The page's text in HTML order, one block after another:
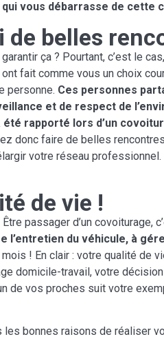
vous débarrasse de cette
de belles
ça ? Pourtant, c’est le
fait comme vous un choix
personne. Ces personnes
et de respect de
été rapporté lors d’un
donc faire de belles
votre réseau
de vie !
passager d’un
l’entretien du véhicule, à
! En clair : votre qualité de
domicile-travail, votre
de vos proches suit votre
les bonnes raisons de réaliser